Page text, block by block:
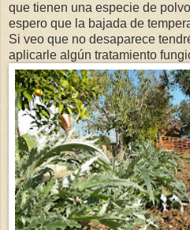
que tienen una especie de
espero que la bajada de
Si veo que no desaparece
aplicarle algún tratamiento